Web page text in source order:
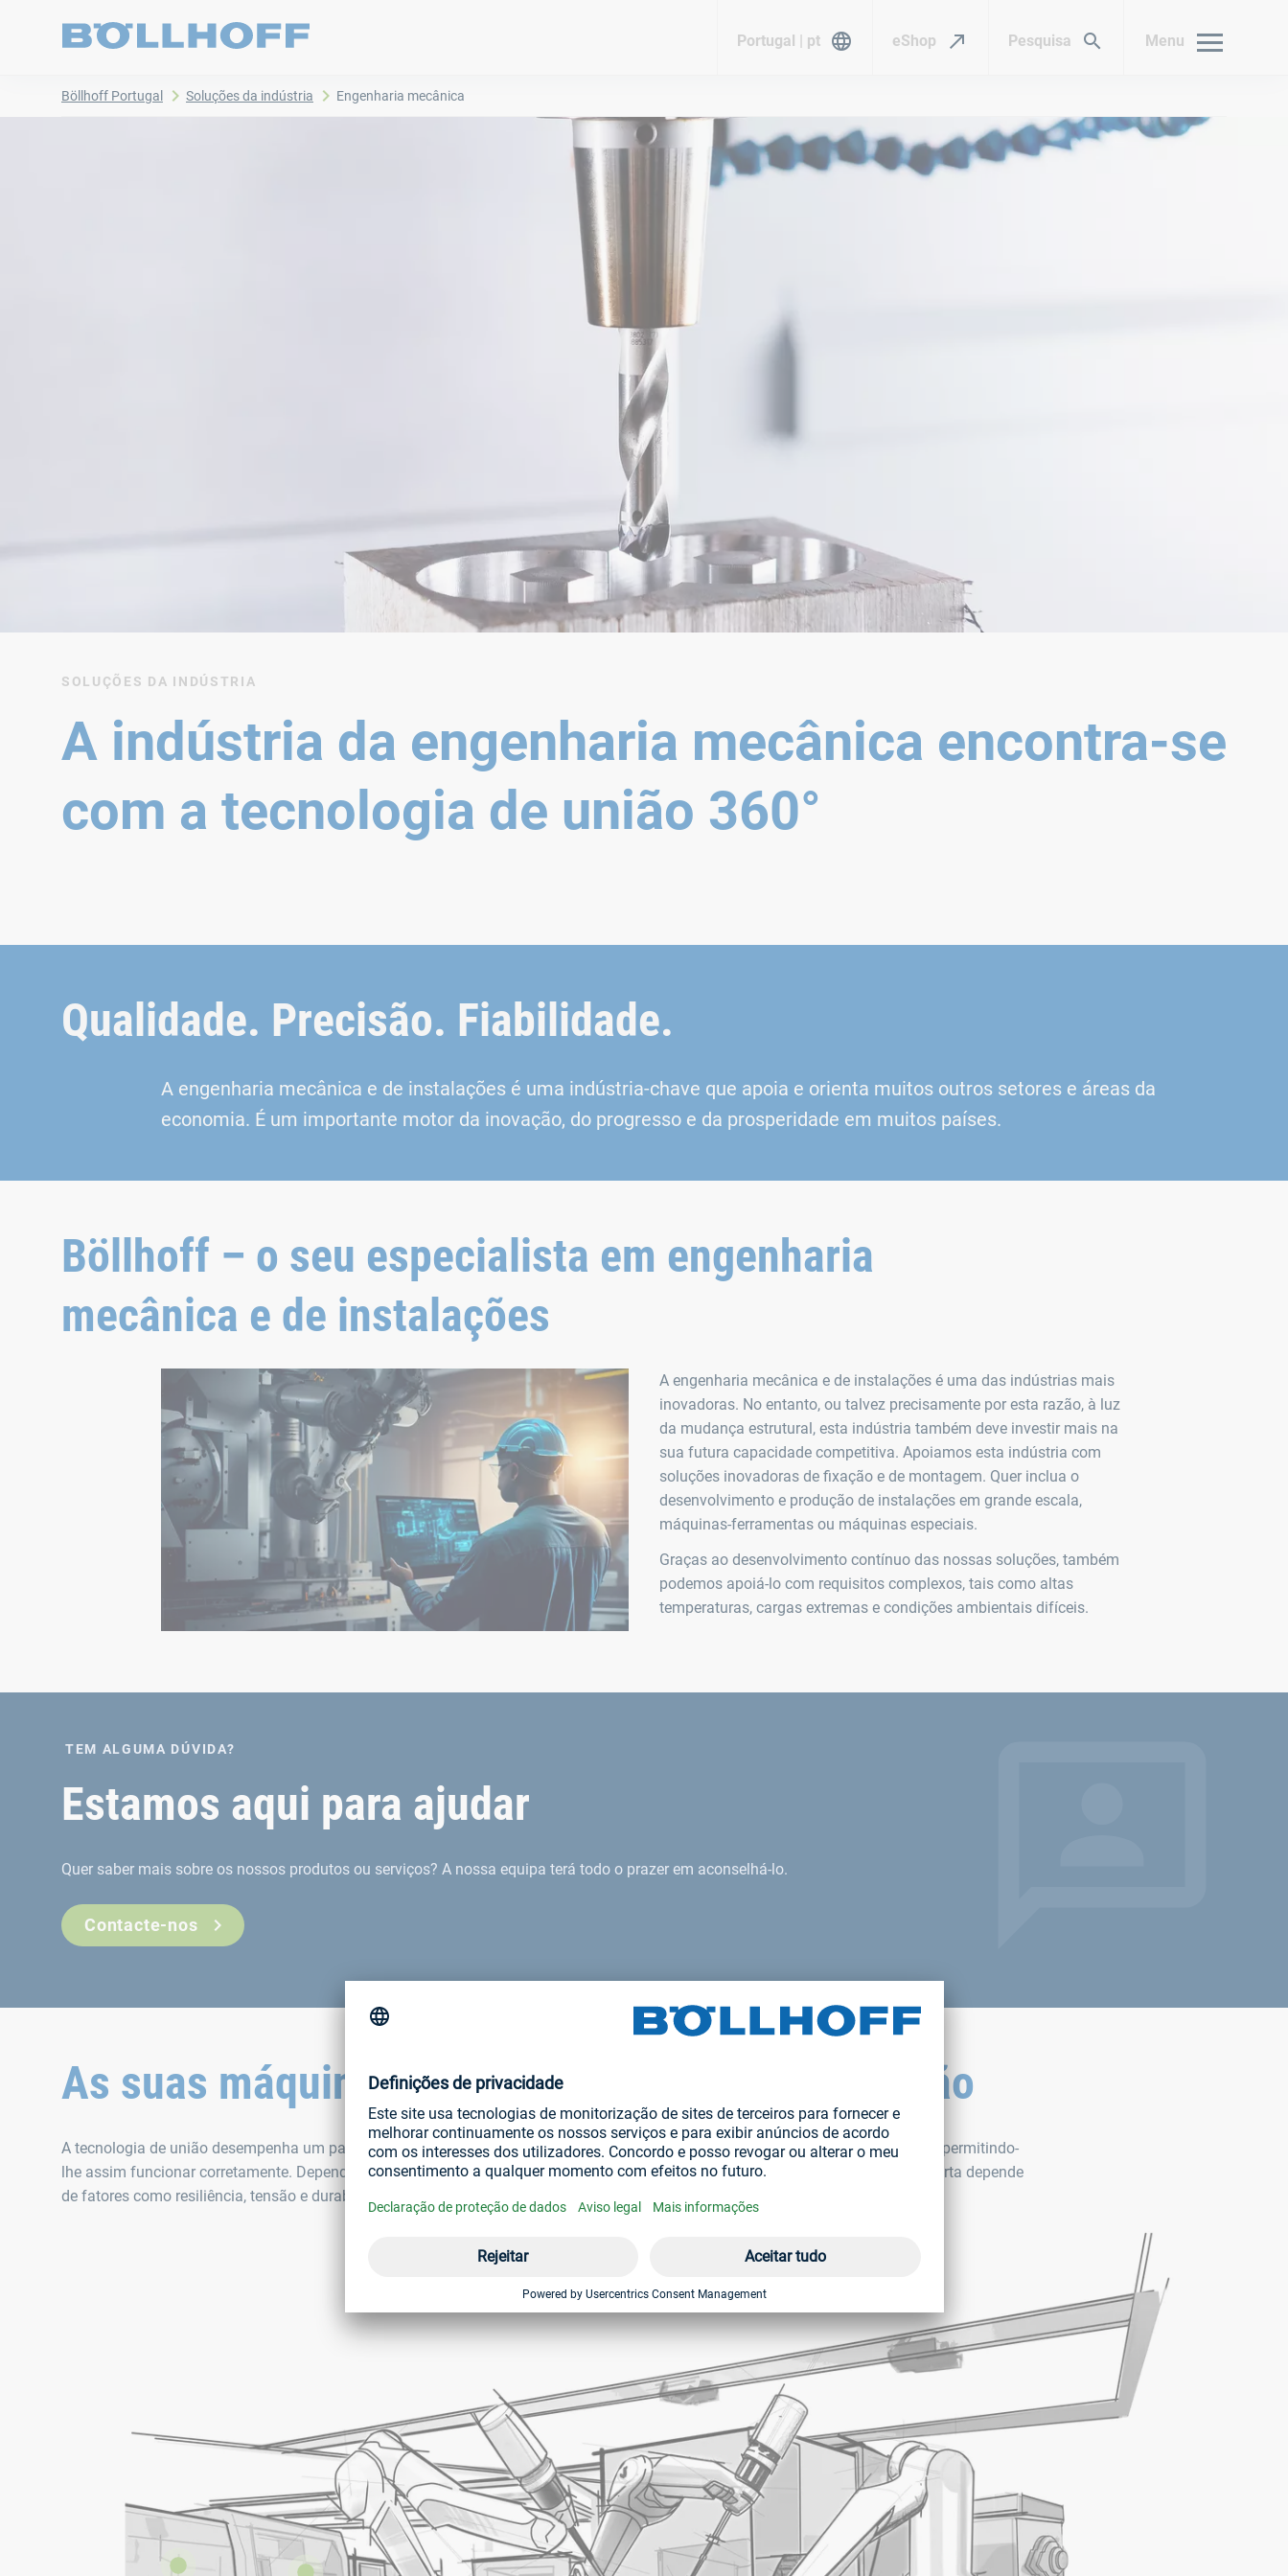
Portugal | pt eShop Pesquisa Menu
Böllhoff Portugal Soluções da indústria Engenharia mecânica
SOLUÇÕES DA INDÚSTRIA
A indústria da engenharia mecânica encontra-se
com a tecnologia de união 360°
Qualidade. Precisão. Fiabilidade.
A engenharia mecânica e de instalações é uma indústria-chave que apoia e orienta muitos outros setores e áreas da
economia. É um importante motor da inovação, do progresso e da prosperidade em muitos países.
Böllhoff – o seu especialista em engenharia
mecânica e de instalações
A engenharia mecânica e de instalações é uma das indústrias mais
inovadoras. No entanto, ou talvez precisamente por esta razão, à luz
da mudança estrutural, esta indústria também deve investir mais na
sua futura capacidade competitiva. Apoiamos esta indústria com
soluções inovadoras de fixação e de montagem. Quer inclua o
desenvolvimento e produção de instalações em grande escala,
máquinas-ferramentas ou máquinas especiais.
Graças ao desenvolvimento contínuo das nossas soluções, também
podemos apoiá-lo com requisitos complexos, tais como altas
temperaturas, cargas extremas e condições ambientais difíceis.
TEM ALGUMA DÚVIDA?
Estamos aqui para ajudar
Quer saber mais sobre os nossos produtos ou serviços? A nossa equipa terá todo o prazer em aconselhá-lo.
Contacte-nos
As suas máquinas – as nossas soluções de união
A tecnologia de união desempenha um papel crítico na engenharia mecânica, uma vez que liga os componentes de uma máquina permitindo-
lhe assim funcionar corretamente. Dependendo dos requisitos, pode escolher entre várias soluções de união. Escolher a solução certa depende
de fatores como resiliência, tensão e durabilidade.